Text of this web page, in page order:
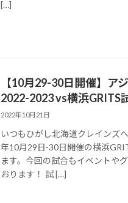
[…]
【10月29-30日開催】ア
2022-2023 vs横浜GRITS
2022年10月21日
いつもひがし北海道クレインズ
年10月29日-30日開催の横浜
ます。今回の試合もイベントや
おります！ 試 […]